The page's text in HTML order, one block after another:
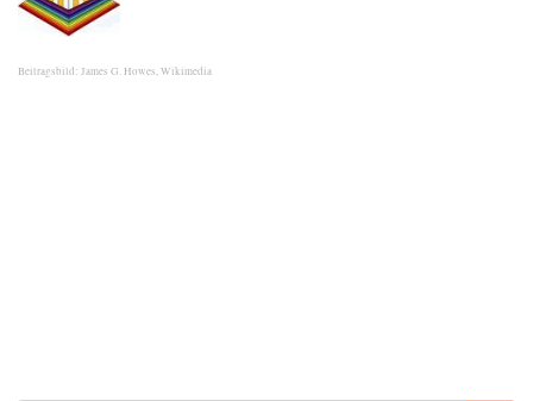
Beitragsbild: James G. Howes, Wikimedia